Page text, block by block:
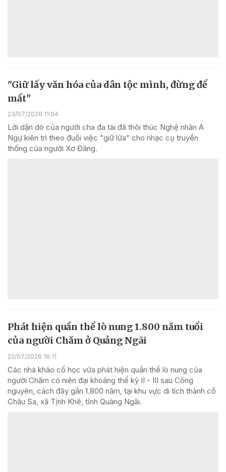
"Giữ lấy văn hóa của dân tộc mình, đừng để
mất"
23/07/2026 11:04
Lời dặn dò của người cha đa tài đã thôi thúc Nghệ nhân A
Ngự kiên trì theo đuổi việc "giữ lửa" cho nhạc cụ truyền
thống của người Xơ Đăng.
Phát hiện quần thể lò nung 1.800 năm tuổi
của người Chăm ở Quảng Ngãi
22/07/2026 16:11
Các nhà khảo cổ học vừa phát hiện quần thể lò nung của
người Chăm có niên đại khoảng thế kỷ II - III sau Công
nguyên, cách đây gần 1.800 năm, tại khu vực di tích thành cổ
Châu Sa, xã Tịnh Khê, tỉnh Quảng Ngãi.